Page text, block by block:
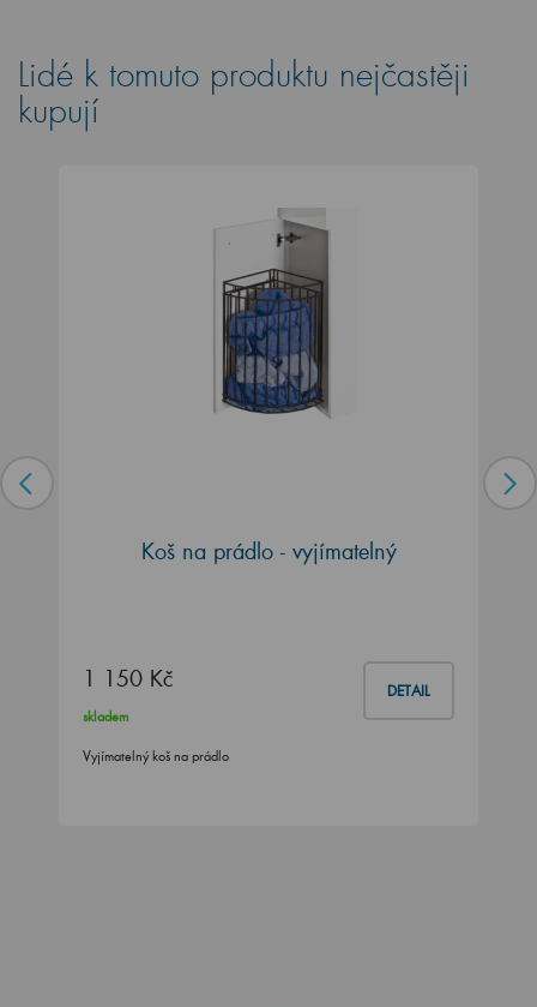
Lidé k tomuto produktu nejčastěji
kupují
Koš na prádlo - vyjímatelný
1 150 Kč DETAIL
skladem
Vyjímatelný koš na prádlo